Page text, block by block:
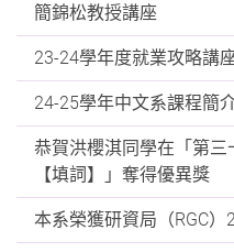
簡錦松教授講座
23-24學年度就業攻略講
24-25學年中文系課程簡
恭賀洪櫻淇同學在「第
【填詞】」奪得優異獎
本系榮獲研資局（RGC